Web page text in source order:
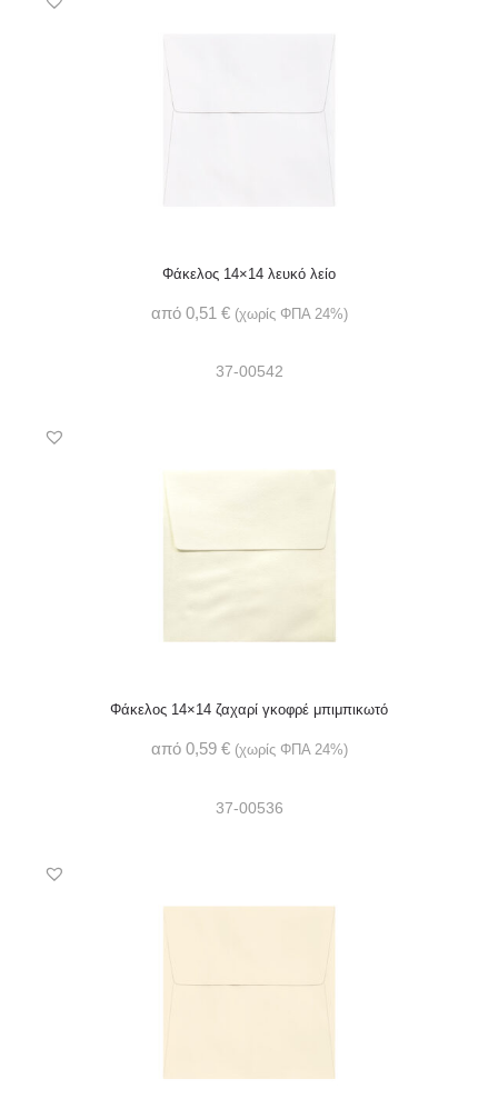
Φάκελος 14×14 λευκό λείο
από 0,51 € (χωρίς ΦΠΑ 24%)
37-00542
Φάκελος 14×14 ζαχαρί γκοφρέ μπιμπικωτό
από 0,59 € (χωρίς ΦΠΑ 24%)
37-00536